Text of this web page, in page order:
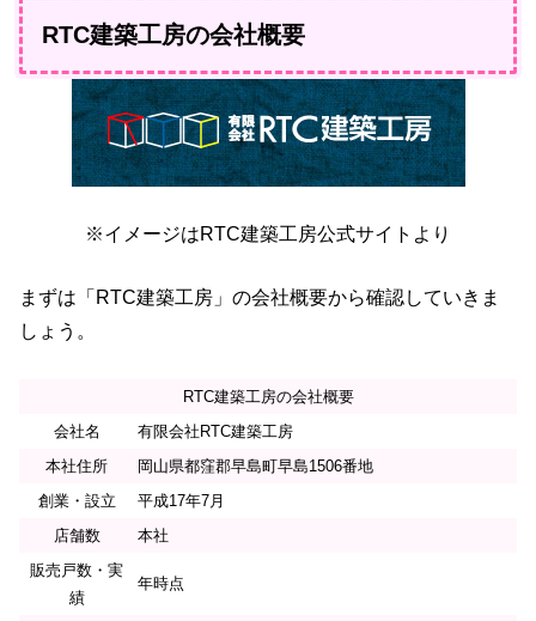
RTC建築工房の会社概要
※イメージはRTC建築工房公式サイトより
まずは「RTC建築工房」の会社概要から確認していきま
しょう。
RTC建築工房の会社概要
会社名
有限会社RTC建築工房
本社住所
岡山県都窪郡早島町早島1506番地
創業・設立
平成17年7月
店舗数
本社
販売戸数・実
績
年時点